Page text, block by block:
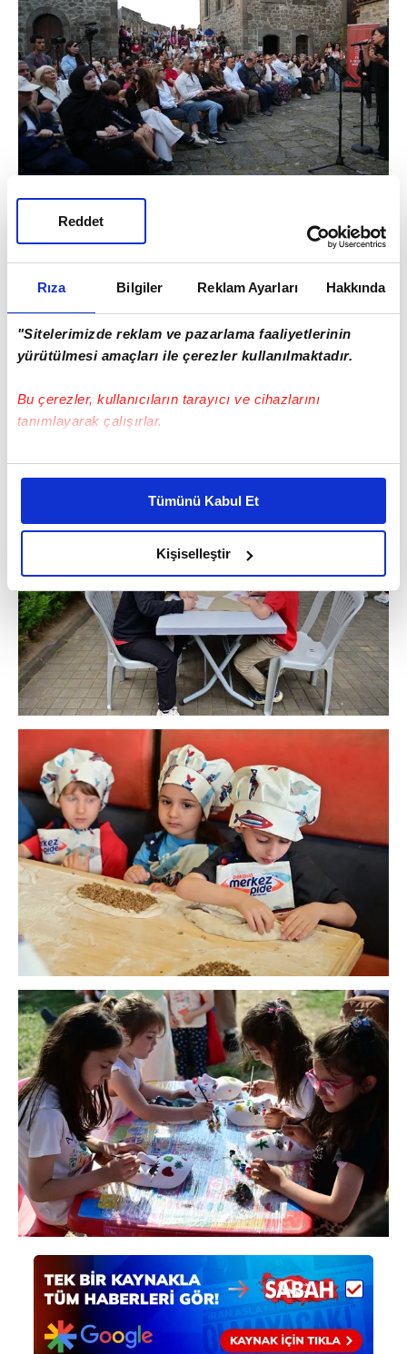
Rıza Bilgiler Reklam Ayarları Hakkında
"Sitelerimizde reklam ve pazarlama faaliyetlerinin
yürütülmesi amaçları ile çerezler kullanılmaktadır.
Bu çerezler, kullanıcıların tarayıcı ve cihazlarını
tanımlayarak çalışırlar.
Bu çerezlere izin vermeniz halinde sizlere özel
daha iyi reklam deneyimi yaşatabiliriz. Bunu yaparken
amacımızın size daha iyi bir reklam deneyimi sunmak
olduğunu ve sizlere en iyi içerikleri sunabilmek adına
elimizden gelen çabayı gösterdiğimizi ve bu noktada,
reklamların maliyetlerimizi karşılamak noktasında tek gelir
kalemimiz olduğunu sizlere hatırlatmak isteriz.
Her halükârda, kullanıcılar, bu çerezlere izin vermedikleri
takdirde, kullanıcılara hedefli reklamlar
gösterilmeyecektir."
Sizlere daha iyi bir hizmet sunabilmek için İnternet
Sitemizde kendimize ve üçüncü kişilere ait çerezler
kullanılmaktadır. Bu çerezler vasıtasıyla çeşitli kişisel
verileriniz işlenmekte olup gerekli olan çerezler bilgi
toplumu hizmetlerinin sunulması amacıyla
kullanılmaktadır. Diğer çerezler, sitemizin daha işlevsel
kılınması ve kişiselleştirilmesi ve sizlere yönelik
reklam/pazarlama faaliyetlerinin yapılması, amaçlarıyla
sınırlı olarak açık rızanız dahilinde kullanılacaktır.
Çerezlere ilişkin tercihlerinizi aşağıda yer alan panel
vasıtasıyla belirleyebilirsiniz. Çerezlere ilişkin detaylı bilgi
için Ayarlar butonuna tıklayabilir,
Çerez Bilgilendirme
Metnimizi
ziyaret edebilirsiniz.
6698 sayılı Kişisel Verilerin Korunması Kanunu uyarınca
hazırlanmış Aydınlatma Metnimizi okumak ve sitemizde
ilgili mevzuata uygun olarak kullanılan çerezlerle ilgili bilgi
almak için lütfentıklayınız.
Tümünü Kabul Et
Kişiselleştir
Reddet